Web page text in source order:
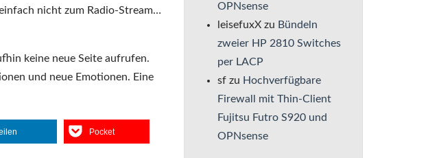
nicht zum Radio-Stream…
keine neue Seite aufrufen.
und neue Emotionen. Eine
Pocket
OPNsense
leisefuxX zu Bündeln
zweier HP 2810 Switches
per LACP
sf zu Hochverfügbare
Firewall mit Thin-Client
Fujitsu Futro S920 und
OPNsense